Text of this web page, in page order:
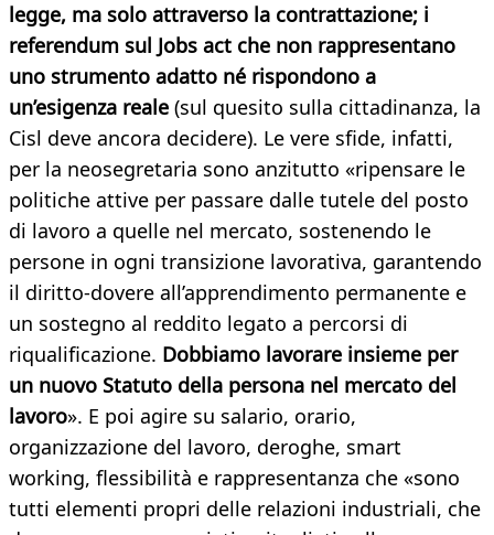
legge, ma solo attraverso la contrattazione; i
referendum sul Jobs act che non rappresentano
uno strumento adatto né rispondono a
un’esigenza reale (sul quesito sulla cittadinanza, la
Cisl deve ancora decidere). Le vere sfide, infatti,
per la neosegretaria sono anzitutto «ripensare le
politiche attive per passare dalle tutele del posto
di lavoro a quelle nel mercato, sostenendo le
persone in ogni transizione lavorativa, garantendo
il diritto-dovere all’apprendimento permanente e
un sostegno al reddito legato a percorsi di
riqualificazione. Dobbiamo lavorare insieme per
un nuovo Statuto della persona nel mercato del
lavoro». E poi agire su salario, orario,
organizzazione del lavoro, deroghe, smart
working, flessibilità e rappresentanza che «sono
tutti elementi propri delle relazioni industriali, che